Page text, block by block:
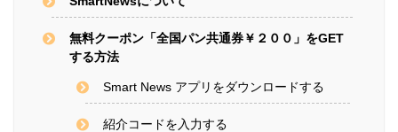
無料クーポン「全国パン共通券￥２００」をGET
する方法
Smart News アプリをダウンロードする
紹介コードを入力する